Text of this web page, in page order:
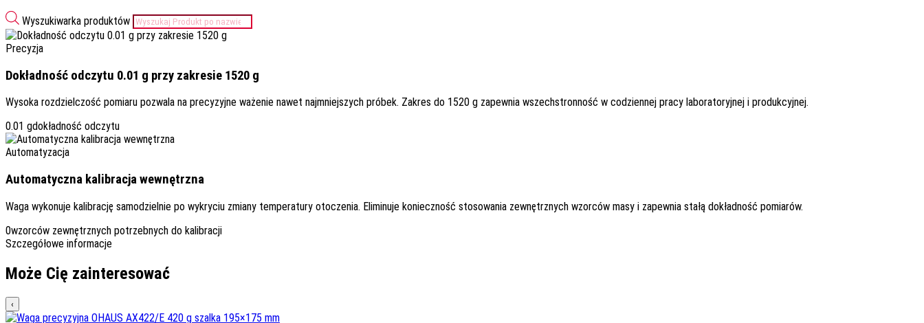
Wyszukiwarka produktów
Precyzja
Dokładność odczytu 0.01 g przy zakresie 1520 g
Wysoka rozdzielczość pomiaru pozwala na precyzyjne ważenie nawet najmniejszych próbek. Zakres do 1520 g zapewnia wszechstronność w codziennej pracy laboratoryjnej i produkcyjnej.
0.01 gdokładność odczytu
Automatyzacja
Automatyczna kalibracja wewnętrzna
Waga wykonuje kalibrację samodzielnie po wykryciu zmiany temperatury otoczenia. Eliminuje konieczność stosowania zewnętrznych wzorców masy i zapewnia stałą dokładność pomiarów.
0wzorców zewnętrznych potrzebnych do kalibracji
Szczegółowe informacje
Może Cię zainteresować
‹